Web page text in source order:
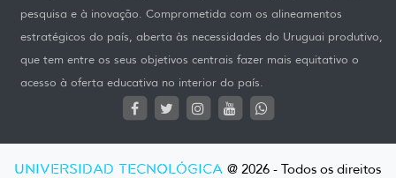
pesquisa e à inovação. Comprometida com os alineamentos
estratégicos do país, aberta às necessidades do Uruguai produtivo,
que tem entre os seus objetivos centrais fazer mais equitativo o
acesso à oferta educativa no interior do país.
UNIVERSIDAD TECNOLÓGICA @ 2026 - Todos os direitos